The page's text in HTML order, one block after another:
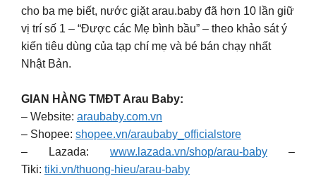
cho ba mẹ biết, nước giặt arau.baby đã hơn 10 lần giữ
vị trí số 1 – “Được các Mẹ bình bầu” – theo khảo sát ý
kiến tiêu dùng của tạp chí mẹ và bé bán chạy nhất
Nhật Bản.
GIAN HÀNG TMĐT Arau Baby:
– Website: araubaby.com.vn
– Shopee: shopee.vn/araubaby_officialstore
– Lazada: www.lazada.vn/shop/arau-baby –
Tiki: tiki.vn/thuong-hieu/arau-baby